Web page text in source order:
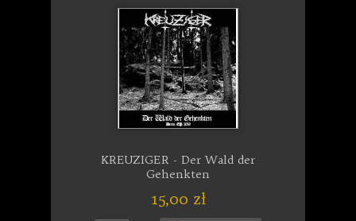
KREUZIGER - Der Wald der
Gehenkten
15,00 zł